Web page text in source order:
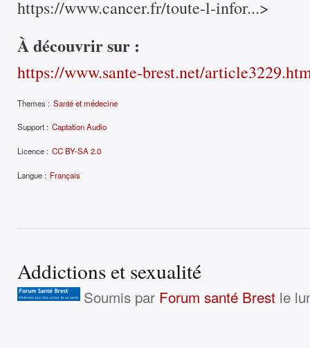
https://www.cancer.fr/toute-l-infor...>
À découvrir sur :
https://www.sante-brest.net/
Themes : Santé et médecine
Support : Captation Audio
Licence : CC BY-SA 2.0
Langue : Français
Addictions et sexualité
Soumis par Forum santé Brestle